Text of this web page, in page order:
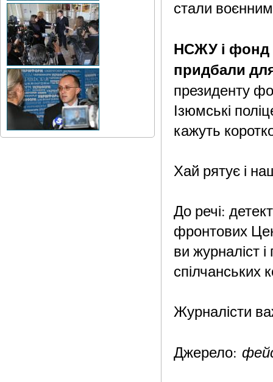
стали
НСЖУ і фонд
придбали
президенту
Ізюмські
кажуть
Хай рятує і
До речі:
фронтових
ви журналіст
спілчанських
Журналісти
Джерело: